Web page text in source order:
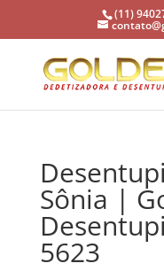
(11)
Sônia |
5623